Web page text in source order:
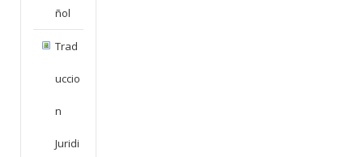
Ñol
Trad
Uccio
N
Juridi